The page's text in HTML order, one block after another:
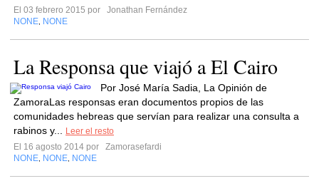
El 03 febrero 2015 por
Jonathan Fernández
NONE NONE
La Responsa que viajó a El Cairo
Por José María Sadia, La Opinión de
ZamoraLas responsas eran documentos propios de las
comunidades hebreas que servían para realizar una consulta a
rabinos y...
Leer el resto
El 16 agosto 2014 por
Zamorasefardi
NONE NONE NONE